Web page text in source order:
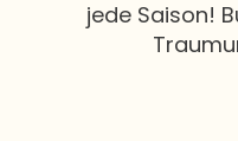
jede Saison!